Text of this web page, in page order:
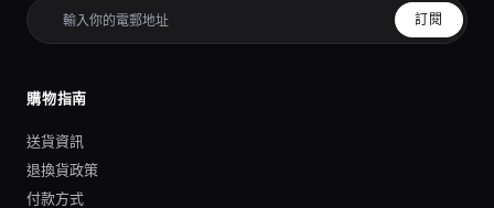
訂閱
購物指南
送貨資訊
退換貨政策
付款方式